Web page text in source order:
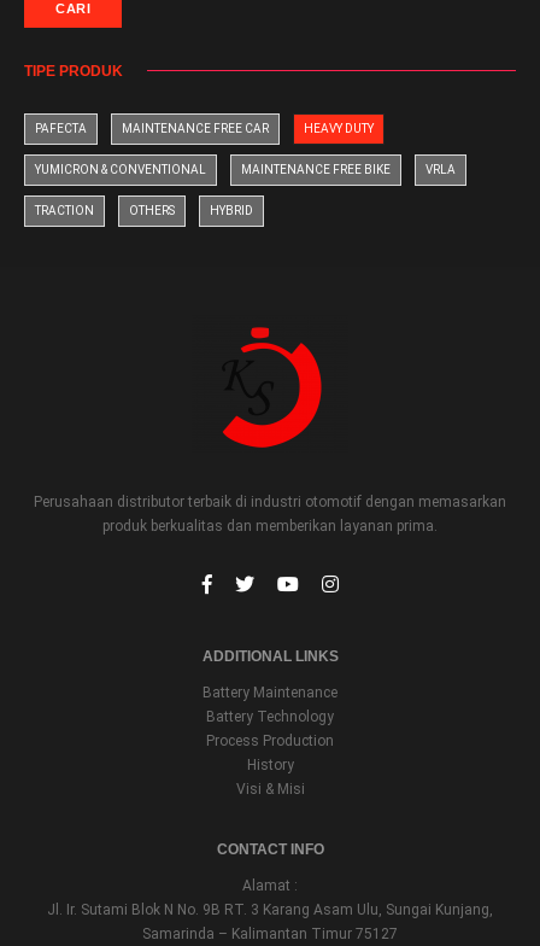
CARI
TIPE PRODUK
PAFECTA MAINTENANCE FREE CAR HEAVY DUTY
YUMICRON & CONVENTIONAL MAINTENANCE FREE BIKE VRLA
TRACTION OTHERS HYBRID
Perusahaan distributor terbaik di industri otomotif dengan memasarkan
produk berkualitas dan memberikan layanan prima.
ADDITIONAL LINKS
Battery Maintenance
Battery Technology
Process Production
History
Visi & Misi
CONTACT INFO
Alamat :
Jl. Ir. Sutami Blok N No. 9B RT. 3 Karang Asam Ulu, Sungai Kunjang,
Samarinda – Kalimantan Timur 75127